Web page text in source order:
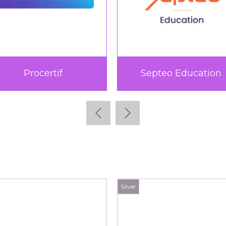
Procertif Septeo Education
Silver